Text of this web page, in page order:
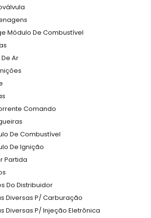
Módulo De Combustível
De Ar
Comando
De Combustível
De Ignição
Partida
Do Distribuidor
Diversas P/ Carburação
Diversas P/ Injeção Eletrônica